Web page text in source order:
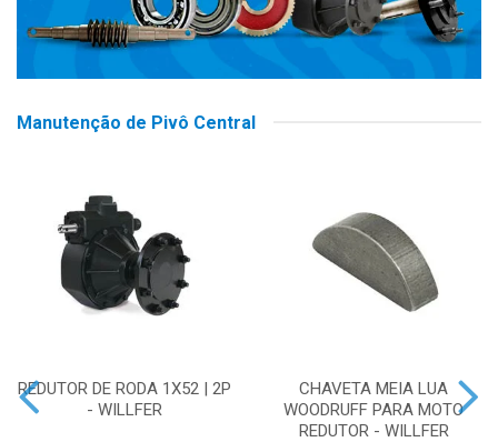
Manutenção de Pivô Central
REDUTOR DE RODA 1X52 | 2P
- WILLFER
CHAVETA MEIA LUA
WOODRUFF PARA MOTO
REDUTOR - WILLFER